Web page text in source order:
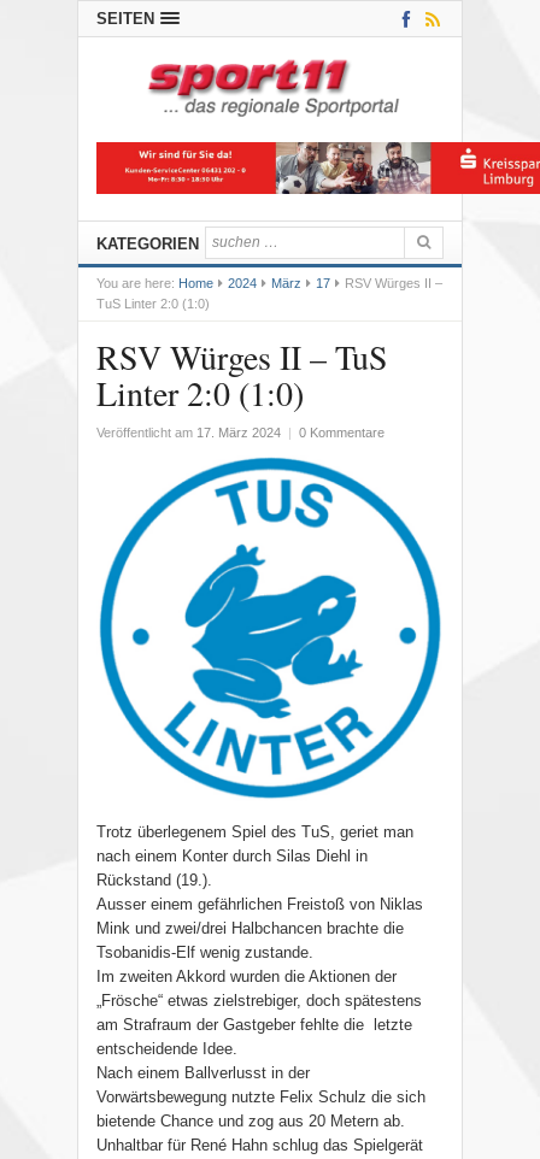
SEITEN
KATEGORIEN
You are here: Home 2024 März 17
RSV Würges II –
TuS Linter 2:0 (1:0)
RSV Würges II – TuS
Linter 2:0 (1:0)
Veröffentlicht am 17. März 2024 0 Kommentare
Trotz überlegenem Spiel des TuS, geriet man
nach einem Konter durch Silas Diehl in
Rückstand (19.).
Ausser einem gefährlichen Freistoß von Niklas
Mink und zwei/drei Halbchancen brachte die
Tsobanidis-Elf wenig zustande.
Im zweiten Akkord wurden die Aktionen der
„Frösche“ etwas zielstrebiger, doch spätestens
am Strafraum der Gastgeber fehlte die letzte
entscheidende Idee.
Nach einem Ballverlusst in der
Vorwärtsbewegung nutzte Felix Schulz die sich
bietende Chance und zog aus 20 Metern ab.
Unhaltbar für René Hahn schlug das Spielgerät